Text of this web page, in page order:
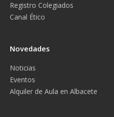
Registro Colegiados
Canal Ético
Novedades
Noticias
Eventos
Alquiler de Aula en Albacete